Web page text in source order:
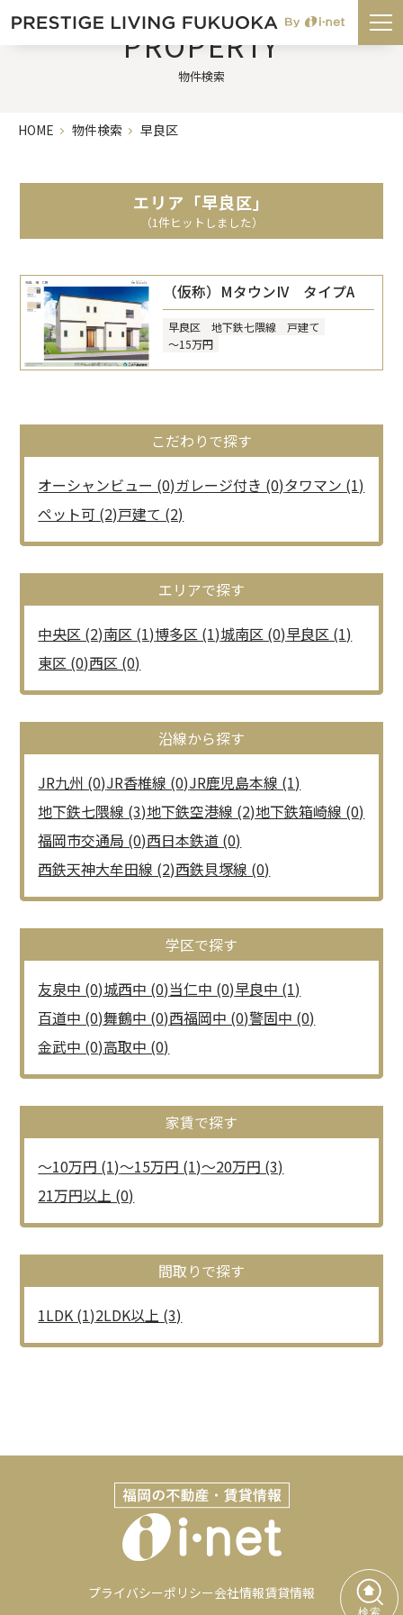
PROPERTY
物件検索
HOME 物件検索 早良区
エリア「早良区」
（1件ヒットしました）
（仮称）MタウンIV タイプA
早良区 地下鉄七隈線
戸建て
～15万円
こだわりで探す
オーシャンビュー (0)ガレージ付き (0)タワマン (1)
ペット可 (2)戸建て (2)
エリアで探す
中央区 (2)南区 (1)博多区 (1)城南区 (0)早良区 (1)
東区 (0)西区 (0)
沿線から探す
JR九州 (0)JR香椎線 (0)JR鹿児島本線 (1)
地下鉄七隈線 (3)地下鉄空港線 (2)地下鉄箱崎線 (0)
福岡市交通局 (0)西日本鉄道 (0)
西鉄天神大牟田線 (2)西鉄貝塚線 (0)
学区で探す
友泉中 (0)城西中 (0)当仁中 (0)早良中 (1)
百道中 (0)舞鶴中 (0)西福岡中 (0)警固中 (0)
金武中 (0)高取中 (0)
家賃で探す
～10万円 (1)～15万円 (1)～20万円 (3)
21万円以上 (0)
間取りで探す
1LDK (1)2LDK以上 (3)
プライバシーポリシー会社情報賃貸情報